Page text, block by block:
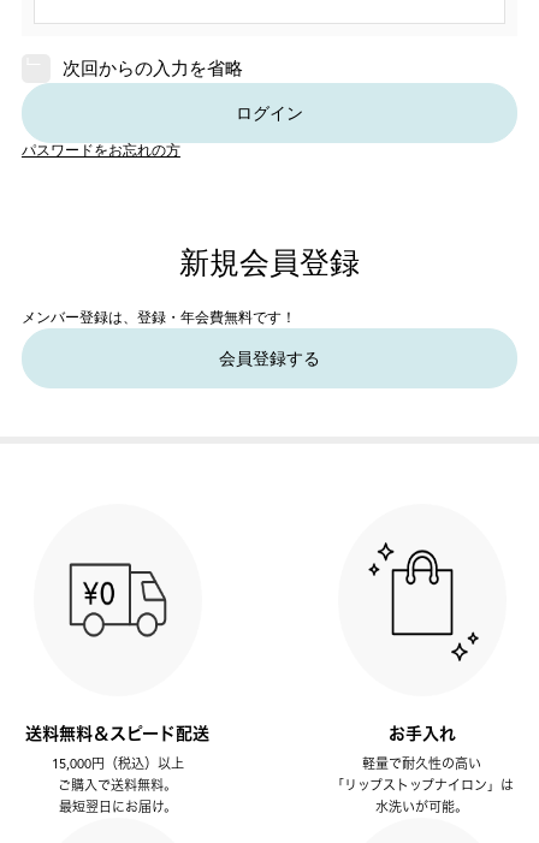
次回からの入力を省略
ログイン
パスワードをお忘れの方
新規会員登録
メンバー登録は、登録・年会費無料です！
会員登録する
送料無料＆スピード配送
15,000円（税込）以上
ご購入で送料無料。
最短翌日にお届け。
お手入れ
軽量で耐久性の高い
「リップストップナイロン」は
水洗いが可能。